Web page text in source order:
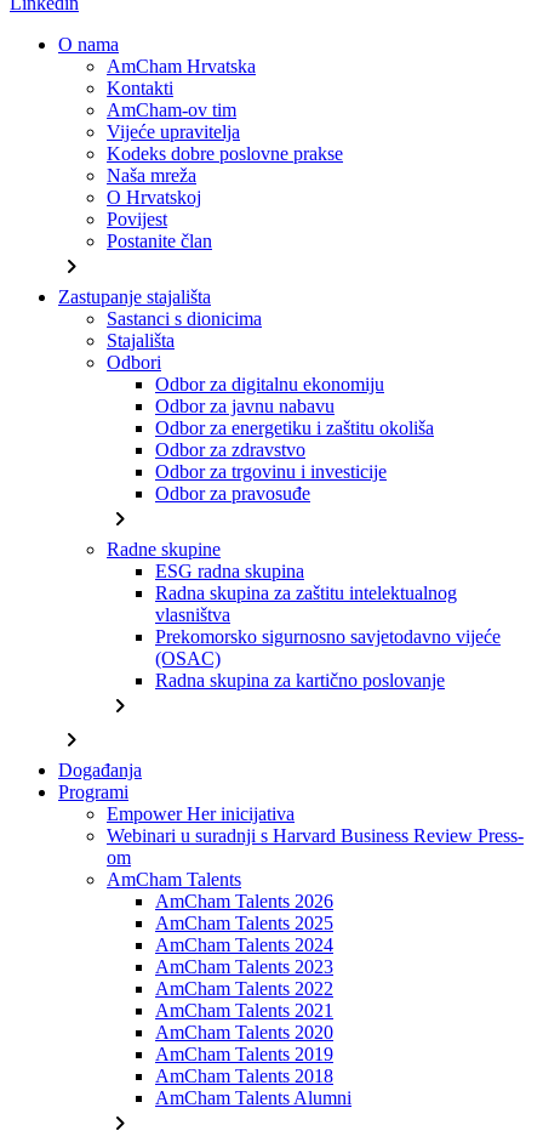
O nama
AmCham Hrvatska
Kontakti
AmCham-ov tim
Vijeće upravitelja
Kodeks dobre poslovne prakse
Naša mreža
O Hrvatskoj
Povijest
Postanite član
chevron_right
Zastupanje stajališta
Sastanci s dionicima
Stajališta
Odbori
Odbor za digitalnu ekonomiju
Odbor za javnu nabavu
Odbor za energetiku i zaštitu okoliša
Odbor za zdravstvo
Odbor za trgovinu i investicije
Odbor za pravosuđe
chevron_right
Radne skupine
ESG radna skupina
Radna skupina za zaštitu intelektualnog
vlasništva
Prekomorsko sigurnosno savjetodavno vijeće
(OSAC)
Radna skupina za kartično poslovanje
chevron_right
chevron_right
Događanja
Programi
Empower Her inicijativa
Webinari u suradnji s Harvard Business Review Press-
om
AmCham Talents
AmCham Talents 2026
AmCham Talents 2025
AmCham Talents 2024
AmCham Talents 2023
AmCham Talents 2022
AmCham Talents 2021
AmCham Talents 2020
AmCham Talents 2019
AmCham Talents 2018
AmCham Talents Alumni
chevron_right